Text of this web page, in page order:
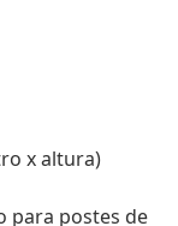
x altura)
para postes de